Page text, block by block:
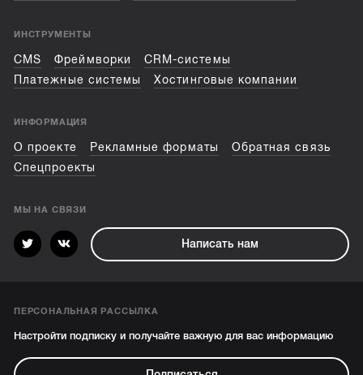
ИНСТРУМЕНТЫ
CMS Фреймворки
CRM-системы
Платежные системы
Хостинговые компании
ИНФОРМАЦИЯ
О проекте Рекламные форматы
Обратная связь
Спецпроекты
МЫ НА СВЯЗИ
Написать нам
ПЕРСОНАЛЬНАЯ РАССЫЛКА
Настройти подписку и получайте важную для вас информацию